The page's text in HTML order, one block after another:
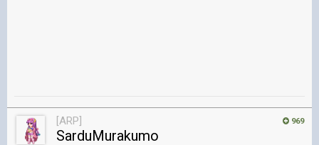
969
[ARP]
SarduMurakumo